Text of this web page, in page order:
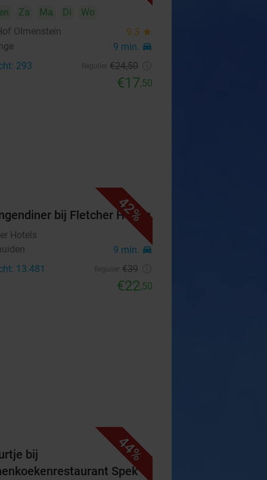
Za Ma Di
Wo
Olmenstein
9.3 star
9 min. directions_car
293 €24,50
€17,50
42%
bij Fletcher Hotels
Hotels
9 min. directions_car
13.481 €39
€22,50
44%
bij
Spek